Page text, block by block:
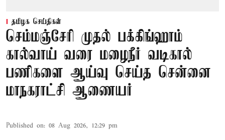
தமிழக செய்திகள்
செம்மஞ்சேரி முதல் பக்கிங்ஹாம்
கால்வாய் வரை மழைநீர் வடிகால்
பணிகளை ஆய்வு செய்த சென்னை
மாநகராட்சி ஆணையர்
Published on: 08 Aug 2026, 12:29 pm